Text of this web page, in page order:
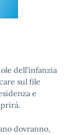
dell’infanzia
sul file
e
dovranno,